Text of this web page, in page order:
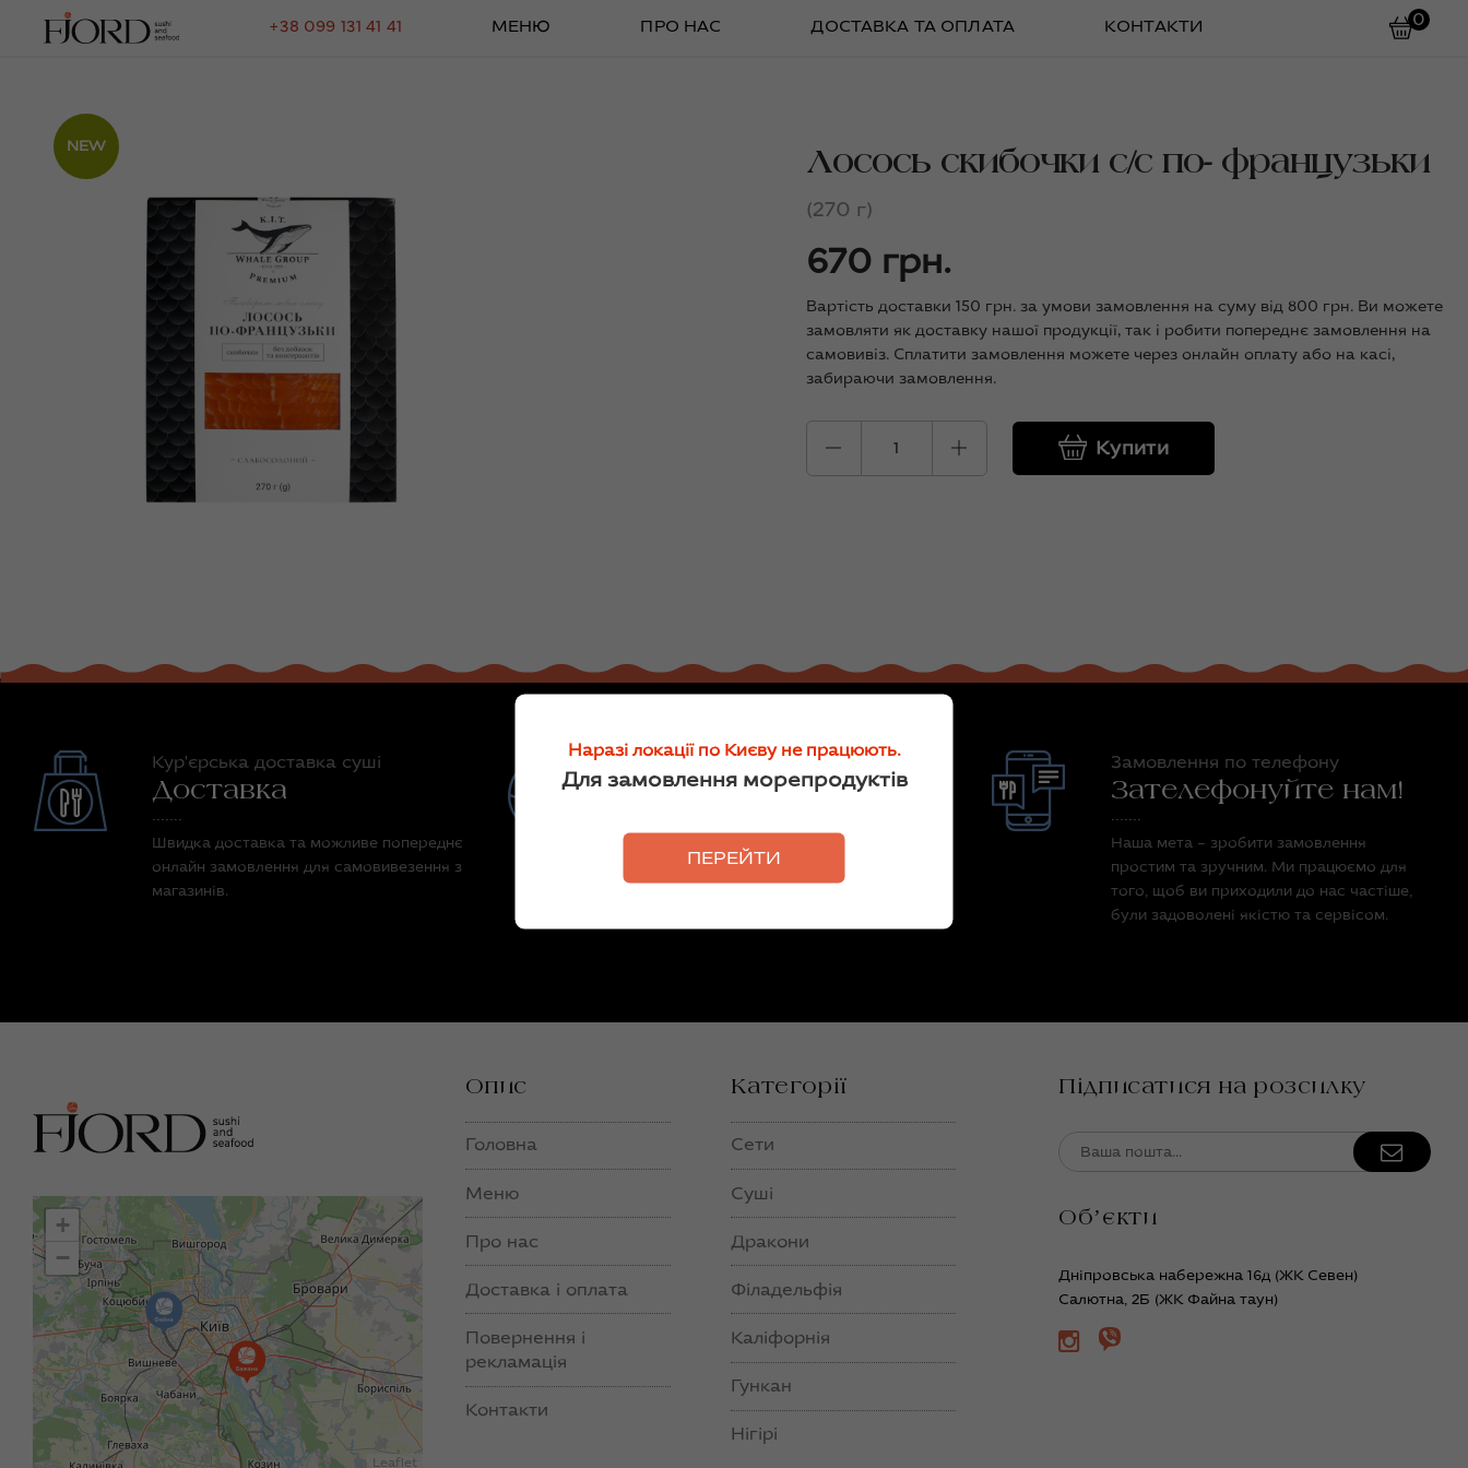
Наразі локації по Києву не працюють.
Для замовлення морепродуктів
ПЕРЕЙТИ
+38 099 131 41 41 МЕНЮ ПРО НАС ДОСТАВКА ТА ОПЛАТА КОНТАКТИ 0
NEW
Лосось скибочки с/с по- французьки
(270 г)
670 грн.
Вартість доставки 150 грн. за умови замовлення на суму від 800 грн. Ви можете
замовляти як доставку нашої продукції, так і робити попереднє замовлення на
самовивіз. Сплатити замовлення можете через онлайн оплату або на касі,
забираючи замовлення.
Купити
Кур'єрська доставка суші
Доставка
Швидка доставка та можливе попереднє
онлайн замовлення для самовивезення з
магазинів.
Риба та морепродукти для
кожного
Ми продаємо рибу власного
Замовлення по телефону
Зателефонуйте нам!
Наша мета – зробити замовлення
простим та зручним. Ми працюємо для
того, щоб ви приходили до нас частіше,
були задоволені якістю та сервісом.
+
−
Leaflet
Опис
Головна
Меню
Про нас
Доставка і оплата
Повернення і
рекламація
Контакти
Категорії
Сети
Суші
Дракони
Філадельфія
Каліфорнія
Гункан
Нігірі
Підписатися на розсилку
Обʼєкти
Дніпровська набережна 16д (ЖК Севен)
Салютна, 2Б (ЖК Файна таун)